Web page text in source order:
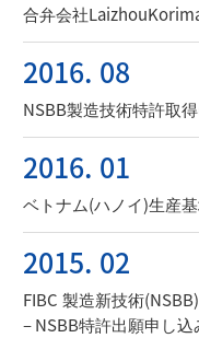
合弁会社
2016. 08
NSBB製造技術特許取
2016. 01
ベトナム(ハノイ)生産
2015. 02
FIBC 製造新技術
– NSBB特許出願申し